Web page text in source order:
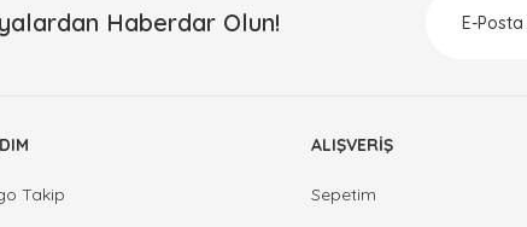
Haberdar Olun!
Takip
ALIŞVERİŞ
Sepetim